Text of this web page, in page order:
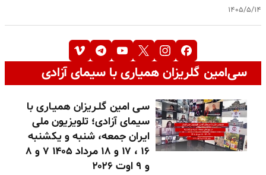
۱۴۰۵/۵/۱۴
سی‌امین گلریزان همیاری با سیمای آزادی
سـی امین گلـریزان همیـاری با
سیمای آزادی؛ تلویزیون ملی
ایران جمعه، شنبه و یکشنبه
۱۶ ، ۱۷ و ۱۸ مرداد ۱۴۰۵ ۷ و ۸
و ۹ اوت ۲۰۲۶